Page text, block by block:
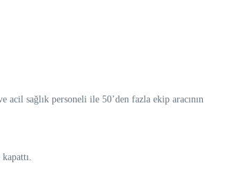
sağlık personeli ile 50’den fazla ekip aracının